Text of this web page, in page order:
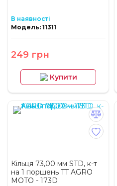
В наявності
Модель: 11311
249 грн
Купити
Кільця 73,00 мм STD, к-т
на 1 поршень TT AGRO
MOTO - 173D